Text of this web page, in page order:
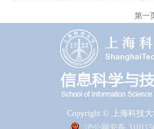
第一
Copyright © 上海科技